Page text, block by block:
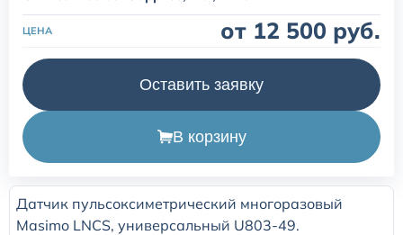
ЦЕНА от 12 500 руб.
Оставить заявку
В корзину
Датчик пульсоксиметрический многоразовый
Masimo LNCS, универсальный U803-49.
Расходные материалы для транскутанного монитора
Sentec
Расходные материалы к аппарату Авента-М
Расходные материалы к аппаратам ИВЛ Hamilton
Расходные материалы к аппаратам ИВЛ Mindray